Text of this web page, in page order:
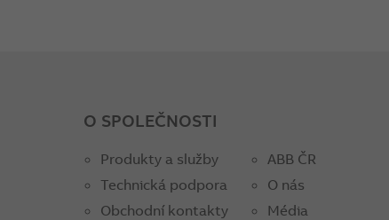
O SPOLEČNOSTI
Produkty a služby
Technická podpora
Obchodní kontakty
ABB ČR
O nás
Média